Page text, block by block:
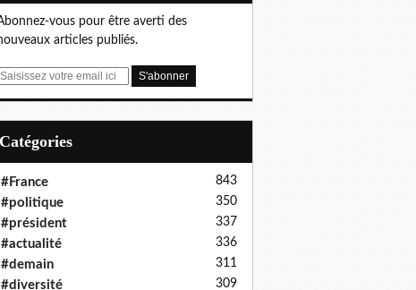
vous pour être averti des
articles publiés.
E
Catégories
#France 843
#politique 350
#président 337
#actualité 336
#demain 311
#diversité 309